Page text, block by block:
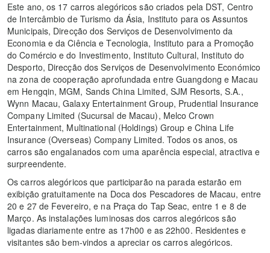
Este ano, os 17 carros alegóricos são criados pela DST, Centro
de Intercâmbio de Turismo da Ásia, Instituto para os Assuntos
Municipais, Direcção dos Serviços de Desenvolvimento da
Economia e da Ciência e Tecnologia, Instituto para a Promoção
do Comércio e do Investimento, Instituto Cultural, Instituto do
Desporto, Direcção dos Serviços de Desenvolvimento Económico
na zona de cooperação aprofundada entre Guangdong e Macau
em Hengqin, MGM, Sands China Limited, SJM Resorts, S.A.,
Wynn Macau, Galaxy Entertainment Group, Prudential Insurance
Company Limited (Sucursal de Macau), Melco Crown
Entertainment, Multinational (Holdings) Group e China Life
Insurance (Overseas) Company Limited. Todos os anos, os
carros são engalanados com uma aparência especial, atractiva e
surpreendente.
Os carros alegóricos que participarão na parada estarão em
exibição gratuitamente na Doca dos Pescadores de Macau, entre
20 e 27 de Fevereiro, e na Praça do Tap Seac, entre 1 e 8 de
Março. As instalações luminosas dos carros alegóricos são
ligadas diariamente entre as 17h00 e as 22h00. Residentes e
visitantes são bem-vindos a apreciar os carros alegóricos.